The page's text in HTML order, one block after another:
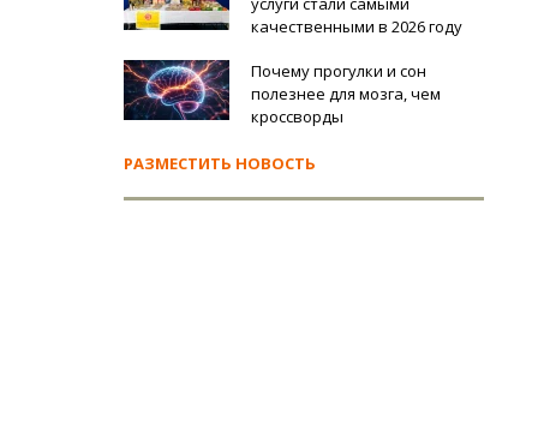
качественными в 2026 году
Почему прогулки и сон
полезнее для мозга, чем
кроссворды
РАЗМЕСТИТЬ НОВОСТЬ